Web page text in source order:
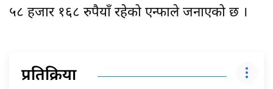
५८ हजार १६८ रुपैयाँ रहेको एन्फाले जनाएको छ ।
प्रतिक्रिया